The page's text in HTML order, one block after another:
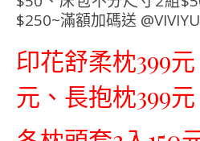
印花舒柔枕399
元、長抱枕399元